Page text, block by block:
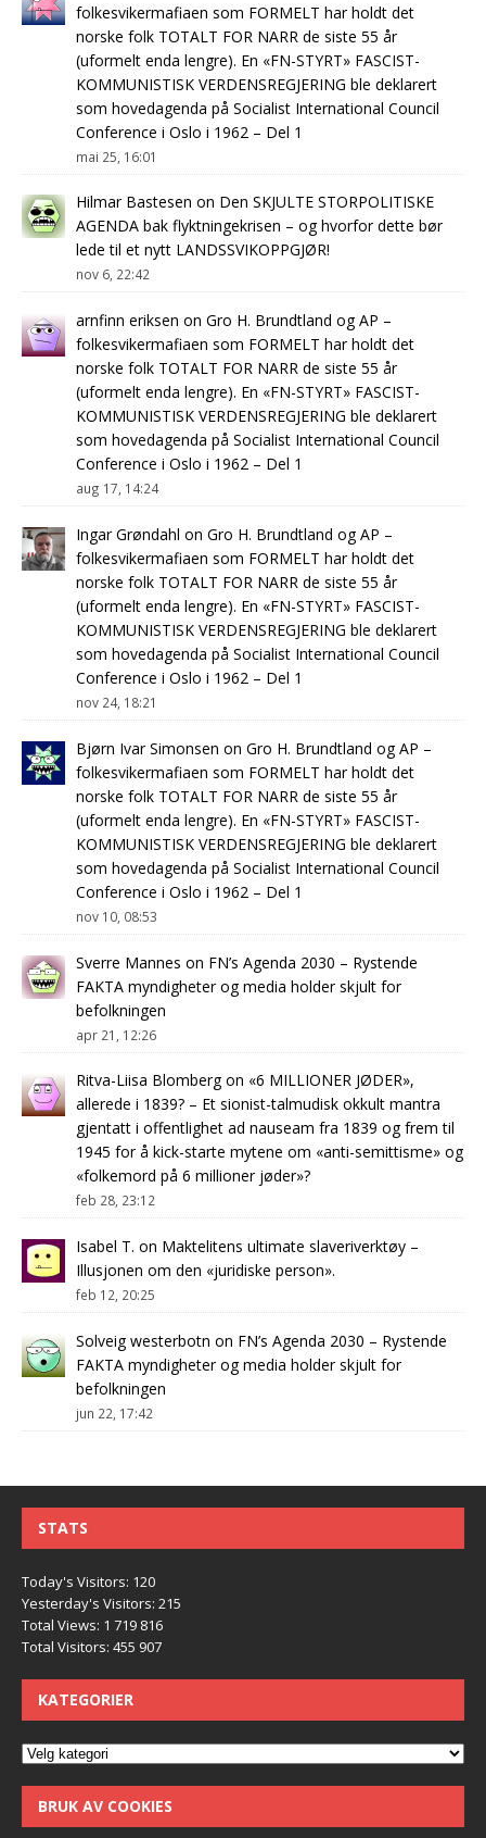
folkesvikermafiaen som FORMELT har holdt det
norske folk TOTALT FOR NARR de siste 55 år
(uformelt enda lengre). En «FN-STYRT» FASCIST-
KOMMUNISTISK VERDENSREGJERING ble deklarert
som hovedagenda på Socialist International Council
Conference i Oslo i 1962 – Del 1
mai 25, 16:01
Hilmar Bastesen on Den SKJULTE STORPOLITISKE
AGENDA bak flyktningekrisen – og hvorfor dette bør
lede til et nytt LANDSSVIKOPPGJØR!
nov 6, 22:42
arnfinn eriksen on Gro H. Brundtland og AP –
folkesvikermafiaen som FORMELT har holdt det
norske folk TOTALT FOR NARR de siste 55 år
(uformelt enda lengre). En «FN-STYRT» FASCIST-
KOMMUNISTISK VERDENSREGJERING ble deklarert
som hovedagenda på Socialist International Council
Conference i Oslo i 1962 – Del 1
aug 17, 14:24
Ingar Grøndahl on Gro H. Brundtland og AP –
folkesvikermafiaen som FORMELT har holdt det
norske folk TOTALT FOR NARR de siste 55 år
(uformelt enda lengre). En «FN-STYRT» FASCIST-
KOMMUNISTISK VERDENSREGJERING ble deklarert
som hovedagenda på Socialist International Council
Conference i Oslo i 1962 – Del 1
nov 24, 18:21
Bjørn Ivar Simonsen on Gro H. Brundtland og AP –
folkesvikermafiaen som FORMELT har holdt det
norske folk TOTALT FOR NARR de siste 55 år
(uformelt enda lengre). En «FN-STYRT» FASCIST-
KOMMUNISTISK VERDENSREGJERING ble deklarert
som hovedagenda på Socialist International Council
Conference i Oslo i 1962 – Del 1
nov 10, 08:53
Sverre Mannes on FN’s Agenda 2030 – Rystende
FAKTA myndigheter og media holder skjult for
befolkningen
apr 21, 12:26
Ritva-Liisa Blombergon «6 MILLIONER JØDER»,
allerede i 1839? – Et sionist-talmudisk okkult mantra
gjentatt i offentlighet ad nauseam fra 1839 og frem til
1945 for å kick-starte mytene om «anti-semittisme» og
«folkemord på 6 millioner jøder»?
feb 28, 23:12
Isabel T. on Maktelitens ultimate slaveriverktøy –
Illusjonen om den «juridiske person».
feb 12, 20:25
Solveig westerbotn on FN’s Agenda 2030 – Rystende
FAKTA myndigheter og media holder skjult for
befolkningen
jun 22, 17:42
STATS
Today's Visitors: 120
Yesterday's Visitors: 215
Total Views: 1 719 816
Total Visitors: 455 907
KATEGORIER
BRUK AV COOKIES